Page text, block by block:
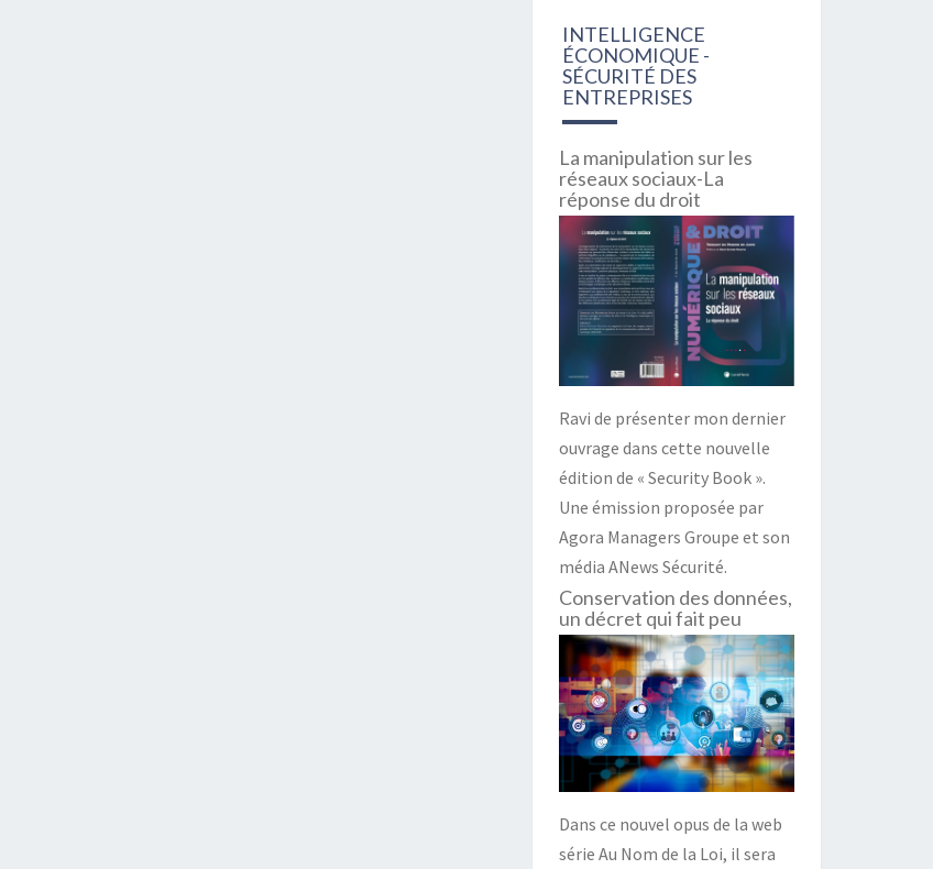
INTELLIGENCE
ÉCONOMIQUE -
SÉCURITÉ DES
ENTREPRISES
La manipulation sur les
réseaux sociaux-La
réponse du droit
Ravi de présenter mon dernier
ouvrage dans cette nouvelle
édition de « Security Book ».
Une émission proposée par
Agora Managers Groupe et son
média ANews Sécurité.
Conservation des données,
un décret qui fait peu
Dans ce nouvel opus de la web
série Au Nom de la Loi, il sera